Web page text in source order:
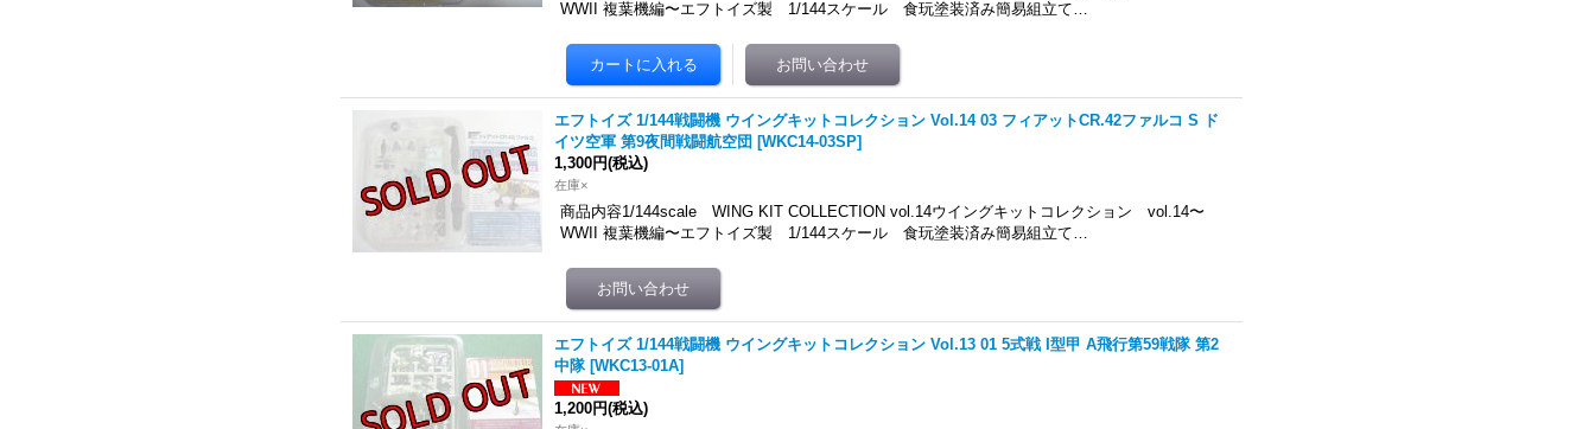
WWII 複葉機編〜エフトイズ製 1/144スケール 食玩塗装済み簡易組立て…
エフトイズ 1/144戦闘機 ウイングキットコレクション Vol.14 03 フィアットCR.42ファルコ S ド
イツ空軍 第9夜間戦闘航空団 [WKC14-03SP]
1,300円(税込)
在庫×
商品内容1/144scale WING KIT COLLECTION vol.14ウイングキットコレクション vol.14〜
WWII 複葉機編〜エフトイズ製 1/144スケール 食玩塗装済み簡易組立て…
エフトイズ 1/144戦闘機 ウイングキットコレクション Vol.13 01 5式戦 I型甲 A飛行第59戦隊 第2
中隊 [WKC13-01A]
1,200円(税込)